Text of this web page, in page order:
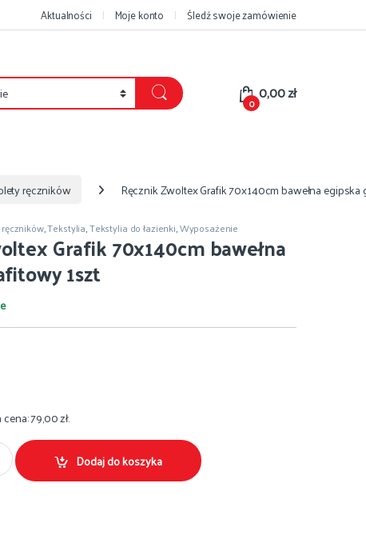
Aktualności Moje konto Śledź swoje zamówienie
0 0,00zł
ręczników Ręcznik Zwoltex Grafik 70x140cm bawełna
,Tekstylia,Tekstylia do łazienki,Wyposażenie
Grafik 70x140cm bawełna
1szt
cena:79,00zł.
70x140cm bawełna egipska grafitowy 1szt Ilość
Dodaj do koszyka